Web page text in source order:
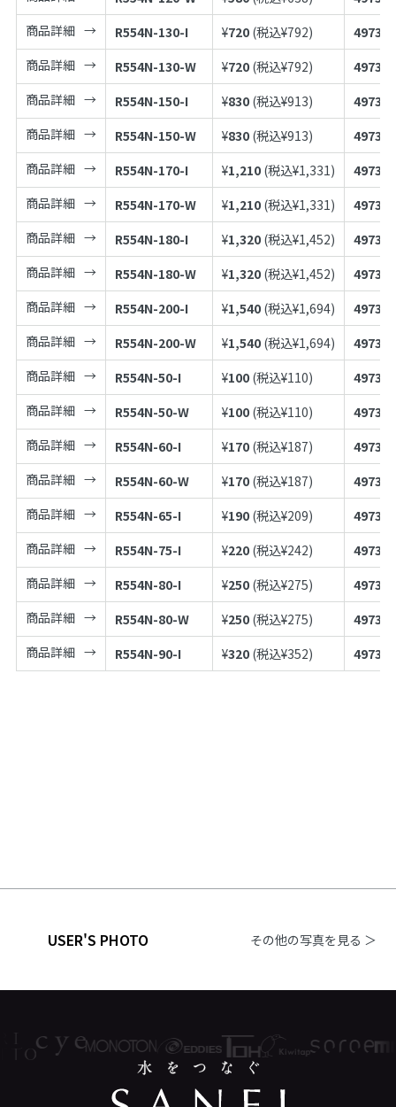
商品詳細
R554N-130-I ¥720 (税込¥792)
商品詳細
R554N-130-W ¥720 (税込¥792)
商品詳細
R554N-150-I ¥830 (税込¥913)
商品詳細
R554N-150-W ¥830 (税込¥913)
商品詳細
R554N-170-I ¥1,210 (税込¥1,331)
商品詳細
R554N-170-W ¥1,210 (税込¥1,331)
商品詳細
R554N-180-I ¥1,320 (税込¥1,452)
商品詳細
R554N-180-W ¥1,320 (税込¥1,452)
商品詳細
R554N-200-I ¥1,540 (税込¥1,694)
商品詳細
R554N-200-W ¥1,540 (税込¥1,694)
商品詳細
R554N-50-I ¥100 (税込¥110)
商品詳細
R554N-50-W ¥100 (税込¥110)
商品詳細
R554N-60-I ¥170 (税込¥187)
商品詳細
R554N-60-W ¥170 (税込¥187)
商品詳細
R554N-65-I ¥190 (税込¥209)
商品詳細
R554N-75-I ¥220 (税込¥242)
商品詳細
R554N-80-I ¥250 (税込¥275)
商品詳細
R554N-80-W ¥250 (税込¥275)
商品詳細
R554N-90-I ¥320 (税込¥352)
USER'S PHOTO その他の写真を見る ＞